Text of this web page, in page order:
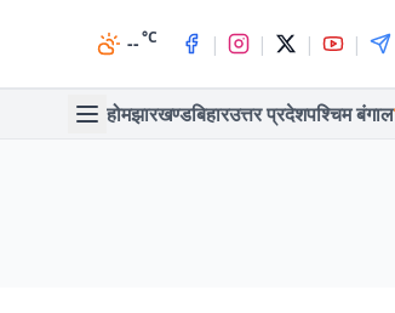
--°C | | | |
होमझारखण्डबिहारउत्तर प्रदेशपश्चिम बंगाल